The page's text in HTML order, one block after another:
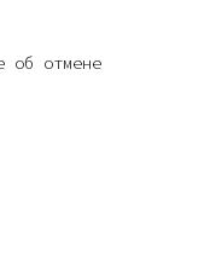
об отмене